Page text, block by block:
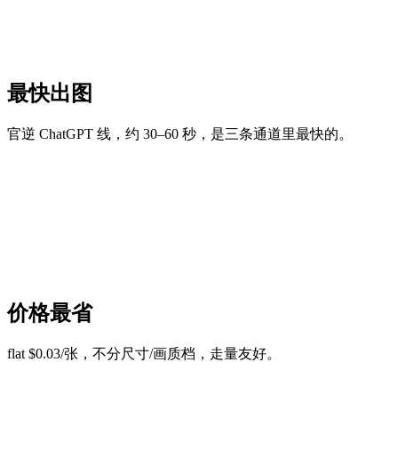
最快出图
官逆 ChatGPT 线，约 30–60 秒，是三条通道里最快的。
价格最省
flat $0.03/张，不分尺寸/画质档，走量友好。